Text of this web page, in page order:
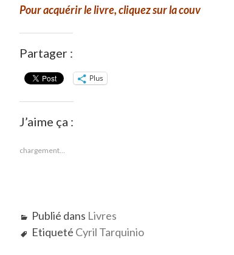
Pour acquérir le livre, cliquez sur la couv
Partager :
Plus
J’aime ça :
chargement…
Publié dans Livres
Etiqueté Cyril Tarquinio